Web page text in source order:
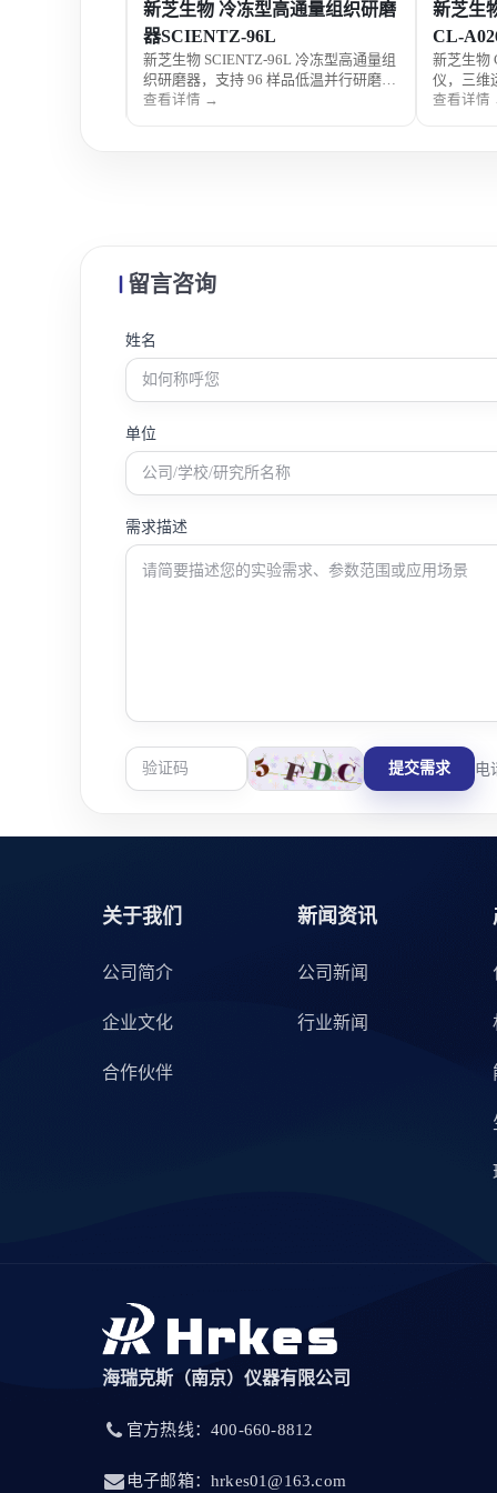
新芝生物 冷冻型高通量组织研磨
器SCIENTZ-96L
新芝生物 SCIENTZ-96L 冷冻型高通量组
织研磨器，支持 96 样品低温并行研磨，
适用于 RNA / 蛋白提取、土壤检测、食
查看详情 →
新芝生
CL-
新芝生物
仪，三维
RNA / 蛋
查看详
留言咨询
姓名
单位
需求描述
提交需求 电
关于我们
公司简介
企业文化
合作伙伴
新闻资讯
公司新闻
行业新闻
海瑞克斯（南京）仪器有限公司
官方热线：400-660-8812
电子邮箱：hrkes01@163.com